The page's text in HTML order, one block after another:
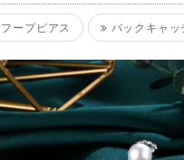
フープピアス バックキャッ